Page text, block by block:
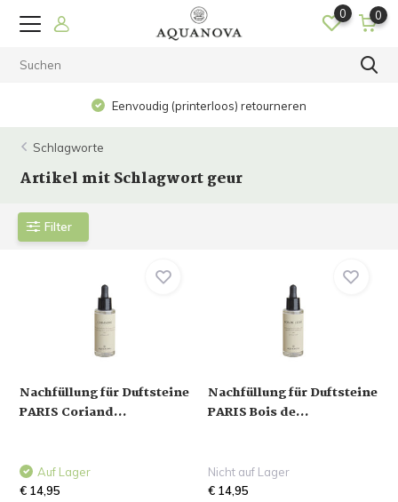
0 0
Eenvoudig (printerloos) retourneren
Schlagworte
Artikel mit Schlagwort geur
Filter
Nachfüllung für Duftsteine
PARIS Coriand...
Auf Lager
€ 14,95
Nachfüllung für Duftsteine
PARIS Bois de...
Nicht auf Lager
€ 14,95